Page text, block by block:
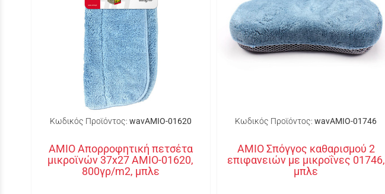
Κωδικός Προϊόντος: wavAMIO-01620
AMIO Απορροφητική πετσέτα
μικροϊνών 37x27 AMIO-01620,
800γρ/m2, μπλε
Κωδικός Προϊόντος: wavAMIO-01746
AMIO Σπόγγος καθαρισμού 2
επιφανειών με μικροΐνες 01746,
μπλε